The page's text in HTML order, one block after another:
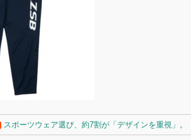
スポーツウェア選び、約7割が「デザインを重視」。